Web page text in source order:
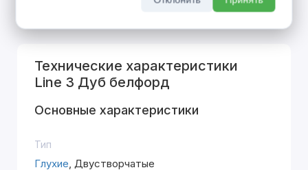
Технические характеристики
Line 3 Дуб белфорд
Основные характеристики
Тип
Глухие, Двустворчатые